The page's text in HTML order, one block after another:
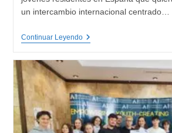
un intercambio internacional centrado…
Continuar LeyendoInspiring